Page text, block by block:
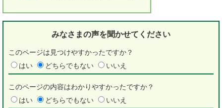
みなさまの声を聞かせてください
このページは見つけやすかったですか？
はい
どちらでもない いいえ
このページの内容はわかりやすかったですか？
はい
どちらでもない いいえ